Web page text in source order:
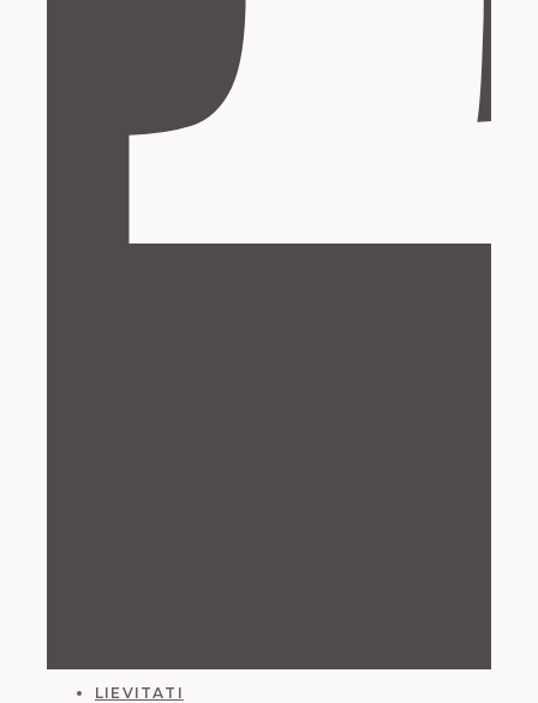
CATEGORIES
LIEVITATI